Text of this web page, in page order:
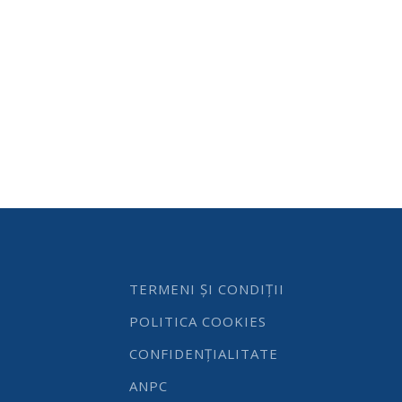
TERMENI ȘI CONDIȚII
POLITICA COOKIES
CONFIDENȚIALITATE
ANPC